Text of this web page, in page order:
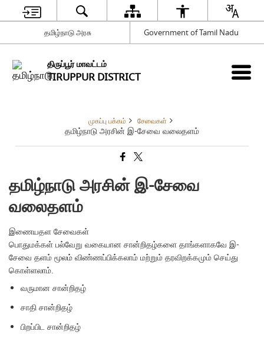
தமிழ்நாடு அரசு Government of Tamil Nadu
திருப்பூர் மாவட்டம்
TIRUPPUR DISTRICT
முகப்பு பக்கம் சேவைகள்
தமிழ்நாடு அரசின் இ-சேவை வலைதளம்
தமிழ்நாடு அரசின் இ-சேவை
வலைதளம்
இணையதள சேவைகள்
பொதுமக்கள் பல்வேறு வகையான சான்றிதழ்களை தாங்களாகவே இ-
சேவை தளம் மூலம் விண்ணப்பிக்கலாம் மற்றும் தரவிறக்கமும் செய்து
கொள்ளலாம்.
வருமான சான்றிதழ்
சாதி சான்றிதழ்
பிறப்பிட சான்றிதழ்